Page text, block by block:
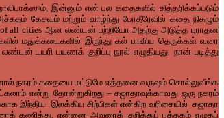
இன்னும் என் பல கதைகளில் சித்தரிக்கப்படும்
கேசவம் மற்றும் வாழ்ந்து போதீரேவில் கதை நிகழும்
all cities ஆன லண்டன் பற்றியோ அதற்கு அடுத்த புராதன
மதுக்கடைகளில் இருந்து கல் பாவிய தெருக்கள் வரை
டயரி பயணக் குறிப்பு நூல் எழுதியது நான் படித்து
நகரம் கதையை மட்டுமே எத்தனை வருஷம் சொல்லுவீங்க
என்று தோன்றுகிறது – சுஜாதாவுக்காவது ஒரு நகரம்
இலக்கிய சிற்பிகள் என்கிற வரிசையில் சுஜாதா
கணித்து, என்னை அவரைக் குறித்துப் புத்தகம் எழுதப்